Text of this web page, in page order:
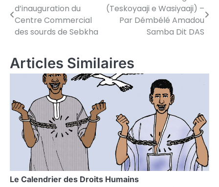
de
l’article
d’inauguration du
Centre Commercial
des sourds de Sebkha
(Teskoyaaji e Wasiyaaji) –
Par Démbélé Amadou
Samba Dit DAS
Articles Similaires
Le Calendrier des Droits Humains